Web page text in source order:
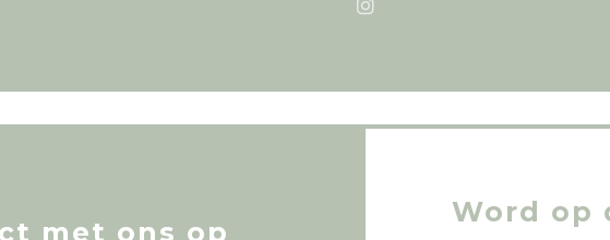
Instagram ((opent in
met ons op
Word op